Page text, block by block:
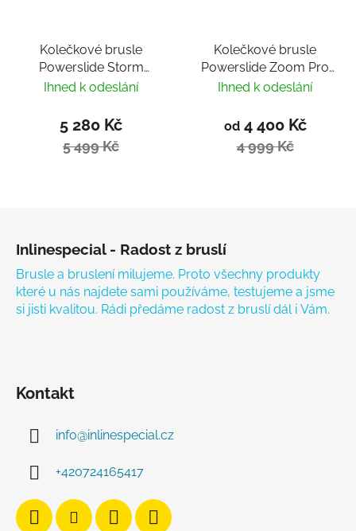
Kolečkové brusle
Powerslide Storm
Mango 80
Ihned k odeslání
5 280 Kč
5 499 Kč
Kolečkové brusle
Powerslide Zoom Pro
80 Black
Ihned k odeslání
od4 400 Kč
4 999 Kč
Inlinespecial - Radost z bruslí
Brusle a bruslení milujeme. Proto všechny produkty
které u nás najdete sami používáme, testujeme a jsme
si jisti kvalitou. Rádi předáme radost z bruslí dál i Vám.
Kontakt
info@inlinespecial.cz
+420724165417